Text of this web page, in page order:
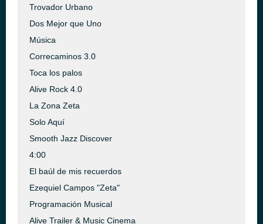
Trovador Urbano
Dos Mejor que Uno
Música
Correcaminos 3.0
Toca los palos
Alive Rock 4.0
La Zona Zeta
Solo Aquí
Smooth Jazz Discover
4:00
El baúl de mis recuerdos
Ezequiel Campos "Zeta"
Programación Musical
Alive Trailer & Music Cinema